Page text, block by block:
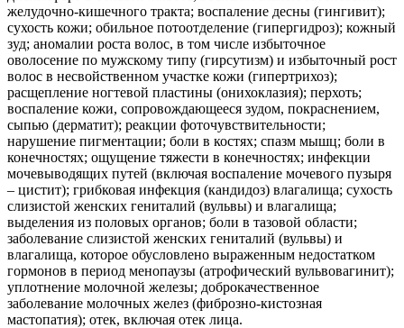
желудочно-кишечного тракта; воспаление десны (гингивит);
сухость кожи; обильное потоотделение (гипергидроз); кожный
зуд; аномалии роста волос, в том числе избыточное
оволосение по мужскому типу (гирсутизм) и избыточный рост
волос в несвойственном участке кожи (гипертрихоз);
расщепление ногтевой пластины (онихоклазия); перхоть;
воспаление кожи, сопровождающееся зудом, покраснением,
сыпью (дерматит); реакции фоточувствительности;
нарушение пигментации; боли в костях; спазм мышц; боли в
конечностях; ощущение тяжести в конечностях; инфекции
мочевыводящих путей (включая воспаление мочевого пузыря
– цистит); грибковая инфекция (кандидоз) влагалища; сухость
слизистой женских гениталий (вульвы) и влагалища;
выделения из половых органов; боли в тазовой области;
заболевание слизистой женских гениталий (вульвы) и
влагалища, которое обусловлено выраженным недостатком
гормонов в период менопаузы (атрофический вульвовагинит);
уплотнение молочной железы; доброкачественное
заболевание молочных желез (фиброзно-кистозная
мастопатия); отек, включая отек лица.